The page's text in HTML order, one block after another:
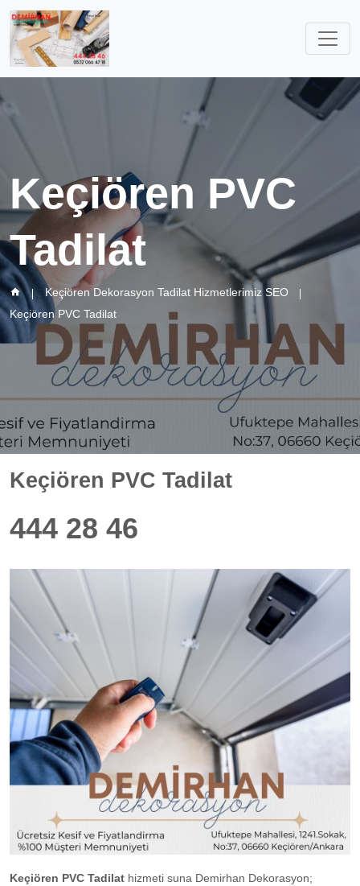
Keçiören PVC
Tadilat
Keçiören Dekorasyon Tadilat Hizmetlerimiz SEO
Keçiören PVC Tadilat
Keçiören PVC Tadilat
444 28 46
Keçiören PVC Tadilat hizmeti suna Demirhan Dekorasyon;